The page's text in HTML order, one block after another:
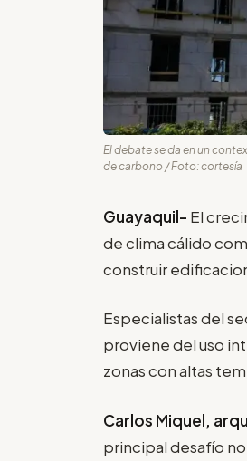
El debate se da en un
de carbono / Foto: cortesía
Guayaquil- El
de clima cálido
construir
Especialistas del
proviene del uso
zonas con altas
Carlos Miquel,
principal desafío